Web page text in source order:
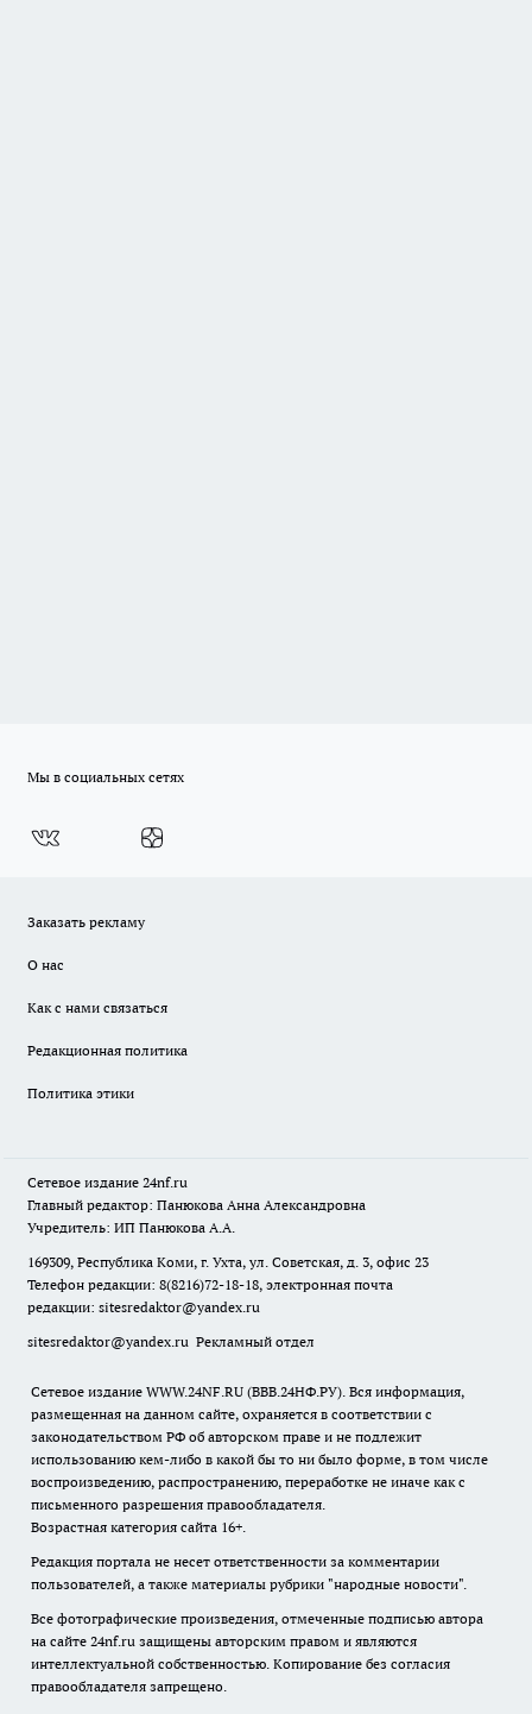
Мы в социальных сетях
Заказать рекламу
О нас
Как с нами связаться
Редакционная политика
Политика этики
Сетевое издание 24nf.ru
Главный редактор: Панюкова Анна Александровна
Учредитель: ИП Панюкова А.А.
169309, Республика Коми, г. Ухта, ул. Советская, д. 3, офис 23
Телефон редакции: 8(8216)72-18-18, электронная почта
редакции: sitesredaktor@yandex.ru
sitesredaktor@yandex.ru Рекламный отдел
Сетевое издание WWW.24NF.RU (ВВВ.24НФ.РУ). Вся информация,
размещенная на данном сайте, охраняется в соответствии с
законодательством РФ об авторском праве и не подлежит
использованию кем-либо в какой бы то ни было форме, в том числе
воспроизведению, распространению, переработке не иначе как с
письменного разрешения правообладателя.
Возрастная категория сайта 16+.
Редакция портала не несет ответственности за комментарии
пользователей, а также материалы рубрики "народные новости".
Все фотографические произведения, отмеченные подписью автора
на сайте 24nf.ru защищены авторским правом и являются
интеллектуальной собственностью. Копирование без согласия
правообладателя запрещено.